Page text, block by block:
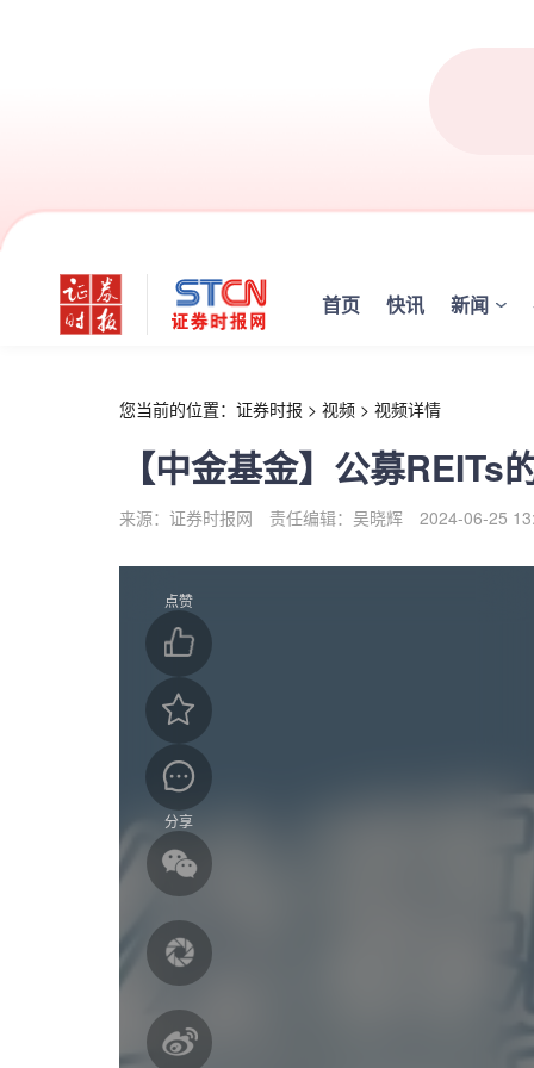
首页 快讯 新闻
您当前的位置： 证券时报 > 视频 > 视频详情
【中金基金】公募REITs
来源：证券时报网 责任编辑：吴晓辉 2024-06-25
点赞
分享